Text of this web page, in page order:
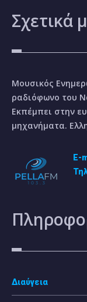
Σχετικά
Μουσικός
ραδιόφωνο του
Εκπέμπει στην
μηχανήματα.
E-
Διαύγεια